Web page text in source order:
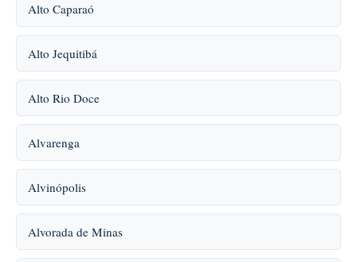
Alto Caparaó
Alto Jequitibá
Alto Rio Doce
Alvarenga
Alvinópolis
Alvorada de Minas